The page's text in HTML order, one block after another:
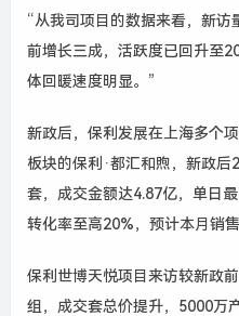
“从我司项目的数据来看，新
前增长三成，活跃度已回升至
体回暖速度明显。”
新政后，保利发展在上海多个
板块的保利·都汇和煦，新政
套，成交金额达4.87亿，单日
转化率至高20%，预计本月销
保利世博天悦项目来访较新政
组，成交套总价提升，5000万